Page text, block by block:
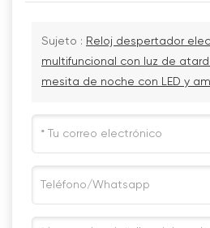
Sujeto : Reloj despertador
multifuncional con luz de
mesita de noche con LED y